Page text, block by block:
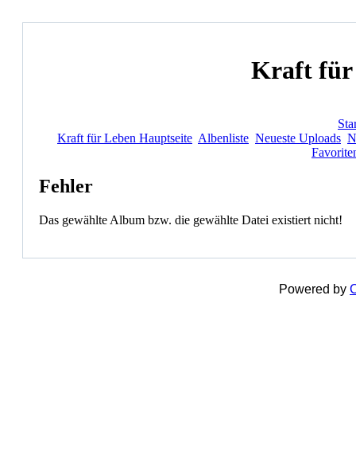
Kraft für
Kraft für Leben Hauptseite Albenliste Neueste Uploads
Fehler
Das gewählte Album bzw. die gewählte Datei existiert nicht!
Powered by